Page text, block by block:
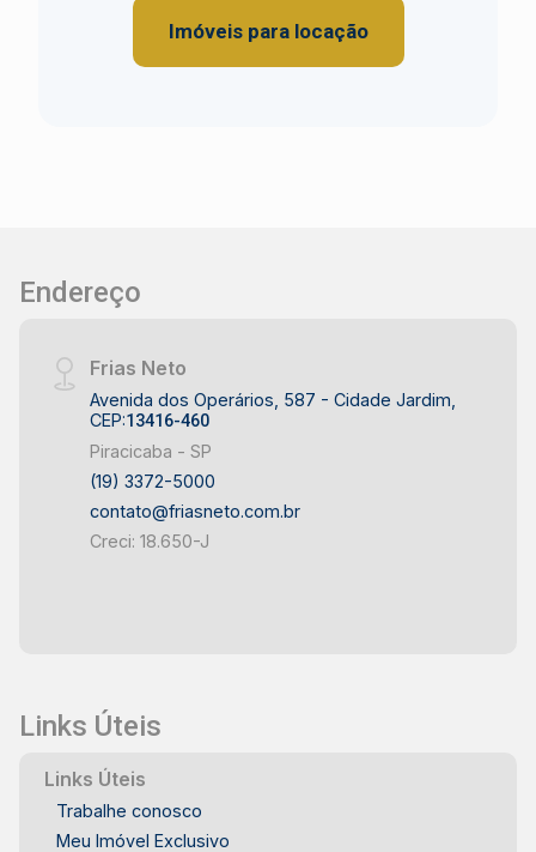
Imóveis para locação
Endereço
Frias Neto
Avenida dos Operários, 587 - Cidade Jardim,
CEP:13416-460
Piracicaba - SP
(19) 3372-5000
contato@friasneto.com.br
Creci: 18.650-J
Links Úteis
Links Úteis
Trabalhe conosco
Meu Imóvel Exclusivo